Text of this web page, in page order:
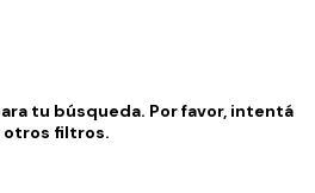
tu búsqueda. Por favor, intentá
otros filtros.